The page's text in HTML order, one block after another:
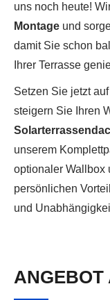
uns noch heute!
Montage und
damit Sie schon
Ihrer Terrasse
Setzen Sie jetzt
steigern Sie Ihren
unserem
optionaler Wallbox
persönlichen
und
ANGEBOT